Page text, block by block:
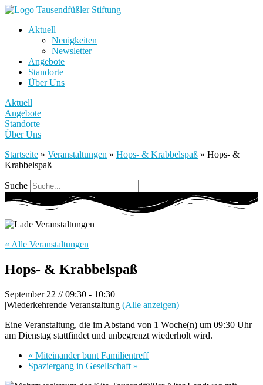
Aktuell
Neuigkeiten
Newsletter
Angebote
Standorte
Über Uns
Aktuell
Angebote
Standorte
Über Uns
Startseite » Veranstaltungen » Hops- & Krabbelspaß » Hops- &
Krabbelspaß
Suche
« Alle Veranstaltungen
Hops- & Krabbelspaß
September 22 // 09:30 - 10:30
|Wiederkehrende Veranstaltung (Alle anzeigen)
Eine Veranstaltung, die im Abstand von 1 Woche(n) um 09:30 Uhr
am Dienstag stattfindet und unbegrenzt wiederholt wird.
« Miteinander bunt Familientreff
Spaziergang in Gesellschaft »